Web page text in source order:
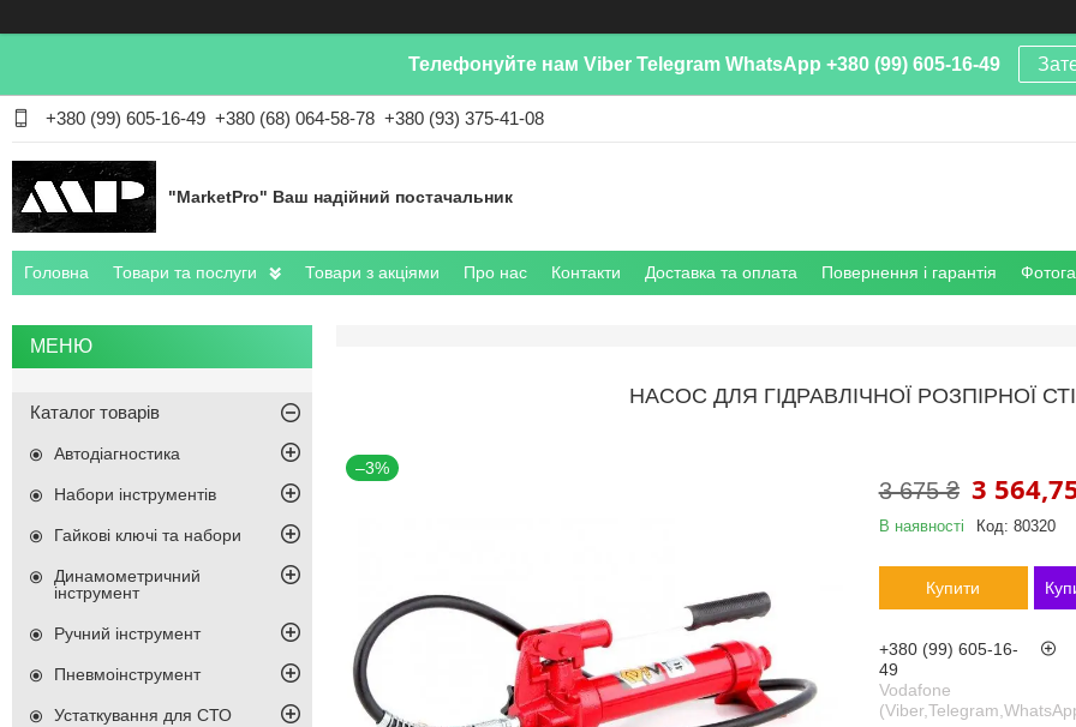
Телефонуйте нам Viber Telegram WhatsApp +380 (99) 605-16-49
+380 (99) 605-16-49 +380 (68) 064-58-78 +380 (93) 375-41-08
"MarketPro" Ваш надійний постачальник
Головна Товари та послуги Товари з акціями Про нас Контакти Доставка та оплата Повернення і гарантія
НАСОС ДЛЯ ГІДРАВЛІЧНОЇ РОЗПІРНОЇ
–3%
3 675 ₴ 3
В наявності Код: 80320
Купити
+380 (99) 605-16-
49
Vodafone
Каталог товарів
Автодіагностика
Набори інструментів
Гайкові ключі та набори
Динамометричний
інструмент
Ручний інструмент
Пневмоінструмент
Устаткування для СТО